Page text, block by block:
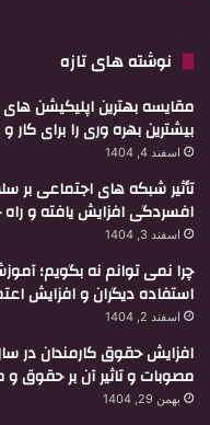
نوشته های تازه
مقایسه بهترین اپلیکیشن های
بیشترین بهره وری را برای
اسفند 4, 1404
تأثیر شبکه های اجتماعی بر
افسردگی افزایش یافته و
اسفند 3, 1404
چرا نمی توانم نه بگویم؛
استفاده دیگران و افزایش
اسفند 2, 1404
افزایش حقوق کارمندان در
مصوبات و تاثیر آن بر حقوق
بهمن 29, 1404